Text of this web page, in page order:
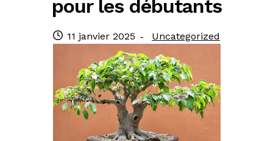
Politique de confidentialité
pour les débutants
Publié
11 janvier 2025
Catégorie
Uncategorized